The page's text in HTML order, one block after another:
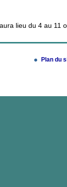
lieu du 4 au
Plan du